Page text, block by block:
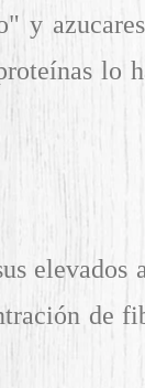
y
lo
de